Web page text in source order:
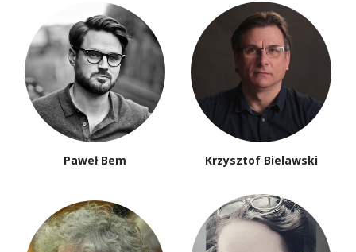
Paweł Bem Krzysztof Bielawski